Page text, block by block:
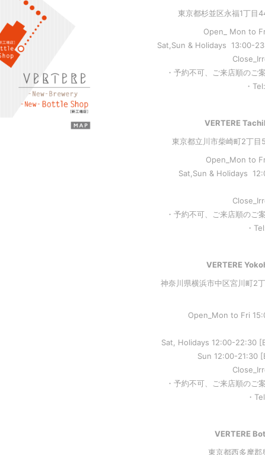
東京都杉並区永福1丁目
Open_ Mon to
Sat,Sun & Holidays 13:00-
・予約不可、ご来店順のご
・Tel:
VERTERE
東京都立川市柴崎町2丁目
Open_Mon to
Sat,Sun & Holidays
・予約不可、ご来店順のご
・
VERTERE
神奈川県横浜市中区宮川町2
Open_Mon to Fri
Sat, Holidays 12:00-22:30
Sun 12:00-21:30
・予約不可、ご来店順のご
・
VERTERE
東京都西多摩郡